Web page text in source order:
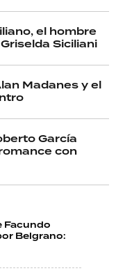
el hombre
Siciliani
Madanes y el
García
con
Facundo
Belgrano: